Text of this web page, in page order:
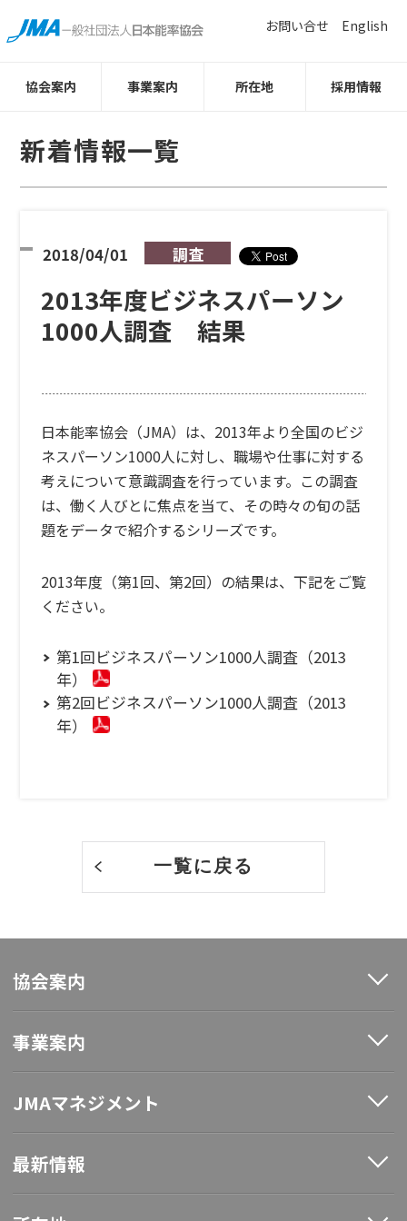
協会案内 事業案内 所在地 採用情報
お問い合せ English
新着情報一覧
2013年度ビジネスパーソン
1000人調査 結果
2018/04/01 調査
日本能率協会（JMA）は、2013年より全国のビジ
ネスパーソン1000人に対し、職場や仕事に対する
考えについて意識調査を行っています。この調査
は、働く人びとに焦点を当て、その時々の旬の話
題をデータで紹介するシリーズです。
2013年度（第1回、第2回）の結果は、下記をご覧
ください。
第1回ビジネスパーソン1000人調査（2013
年）
第2回ビジネスパーソン1000人調査（2013
年）
一覧に戻る
協会案内
事業案内
JMAマネジメント
最新情報